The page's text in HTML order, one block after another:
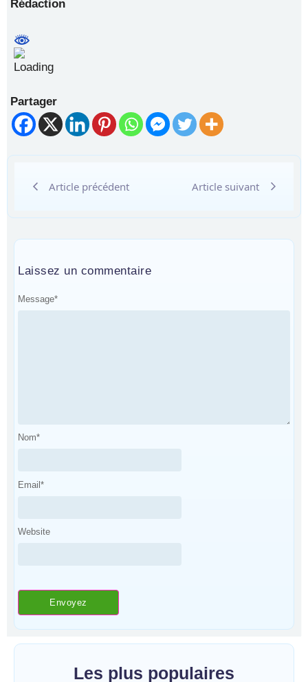
Rédaction
Partager
Article précédent Article suivant
Laissez un commentaire
Message*
Nom*
Email*
Website
Les plus populaires